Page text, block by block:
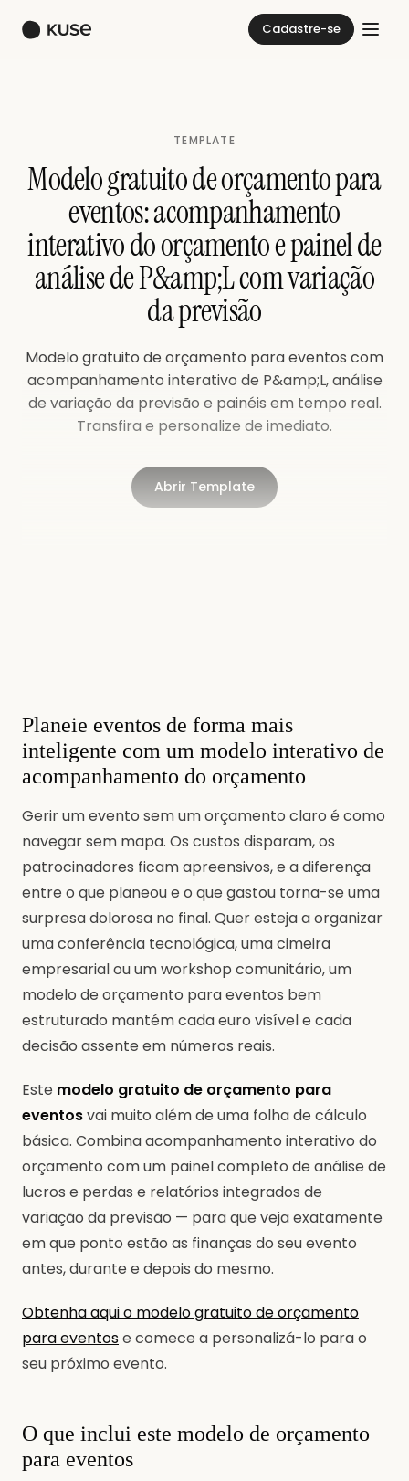
Cadastre-se
TEMPLATE
Modelo gratuito de orçamento para
eventos: acompanhamento
interativo do orçamento e painel de
análise de P&amp;L com variação
da previsão
Modelo gratuito de orçamento para eventos com
acompanhamento interativo de P&amp;L, análise
de variação da previsão e painéis em tempo real.
Transfira e personalize de imediato.
Abrir Template
Planeie eventos de forma mais
inteligente com um modelo interativo de
acompanhamento do orçamento
Gerir um evento sem um orçamento claro é como
navegar sem mapa. Os custos disparam, os
patrocinadores ficam apreensivos, e a diferença
entre o que planeou e o que gastou torna-se uma
surpresa dolorosa no final. Quer esteja a organizar
uma conferência tecnológica, uma cimeira
empresarial ou um workshop comunitário, um
modelo de orçamento para eventos bem
estruturado mantém cada euro visível e cada
decisão assente em números reais.
Este modelo gratuito de orçamento para
eventosvai muito além de uma folha de cálculo
básica. Combina acompanhamento interativo do
orçamento com um painel completo de análise de
lucros e perdas e relatórios integrados de
variação da previsão — para que veja exatamente
em que ponto estão as finanças do seu evento
antes, durante e depois do mesmo.
Obtenha aqui o modelo gratuito de orçamento
para eventose comece a personalizá-lo para o
seu próximo evento.
O que inclui este modelo de orçamento
para eventos